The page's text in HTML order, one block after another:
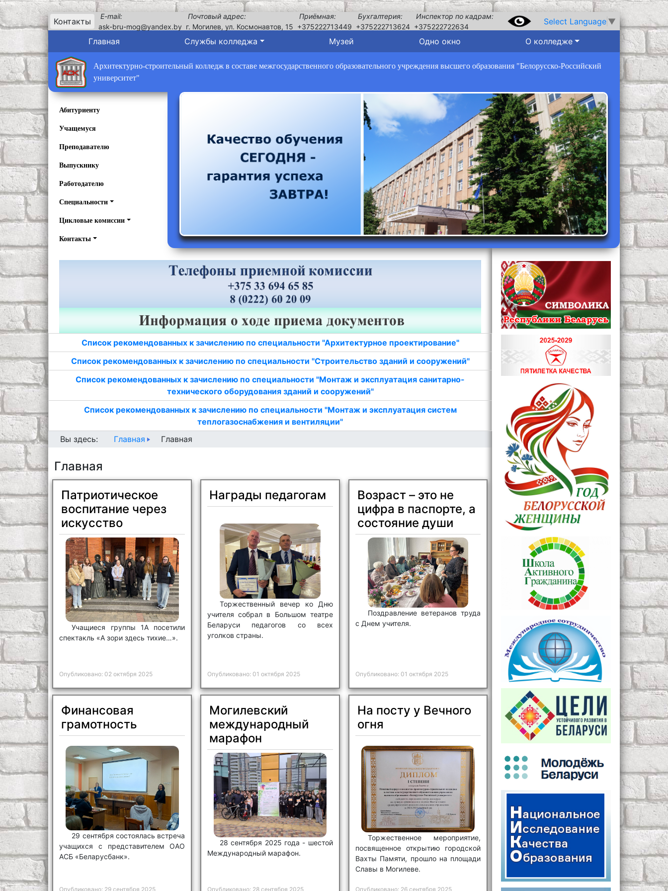
Контакты
E-mail:
ask-bru-mog@yandex.by
Почтовый адрес:
г. Могилев, ул. Космонавтов, 15
Приёмная:
+375222713449
Бухгалтерия:
+375222713624
Инспектор по кадрам:
+375222722634
Select Language ▼
Главная Службы колледжа Музей Одно окно О колледже
Архитектурно-строительный колледж в составе межгосударственного образовательного учреждения высшего образования "Белорусско-Российский
университет"
Абитуриенту
Учащемуся
Преподавателю
Выпускнику
Работодателю
Специальности
Цикловые комиссии
Контакты
Список рекомендованных к зачислению по специальности "Архитектурное проектирование"
Список рекомендованных к зачислению по специальности "Строительство зданий и сооружений"
Список рекомендованных к зачислению по специальности "Монтаж и эксплуатация санитарно-
технического оборудования зданий и сооружений"
Список рекомендованных к зачислению по специальности "Монтаж и эксплуатация систем
теплогазоснабжения и вентиляции"
Вы здесь:
Главная Главная
Главная
Патриотическое
воспитание через
искусство
Учащиеся группы 1А посетили
спектакль «А зори здесь тихие…».
Опубликовано: 02 октября 2025
Награды педагогам
Торжественный вечер ко Дню
учителя собрал в Большом театре
Беларуси педагогов со всех
уголков страны.
Опубликовано: 01 октября 2025
Возраст – это не
цифра в паспорте, а
состояние души
Поздравление ветеранов труда
с Днем учителя.
Опубликовано: 01 октября 2025
Финансовая
грамотность
29 сентября состоялась встреча
учащихся с представителем ОАО
АСБ «Беларусбанк».
Опубликовано: 29 сентября 2025
Могилевский
международный
марафон
28 сентября 2025 года - шестой
Международный марафон.
Опубликовано: 28 сентября 2025
На посту у Вечного
огня
Торжественное мероприятие,
посвященное открытию городской
Вахты Памяти, прошло на площади
Славы в Могилеве.
Опубликовано: 26 сентября 2025